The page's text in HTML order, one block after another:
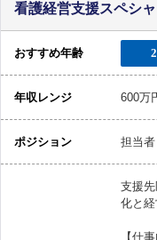
看護経営支援スペシ
おすすめ年齢
年収レンジ 600万
ポジション 担当者
支援
化と経
【仕